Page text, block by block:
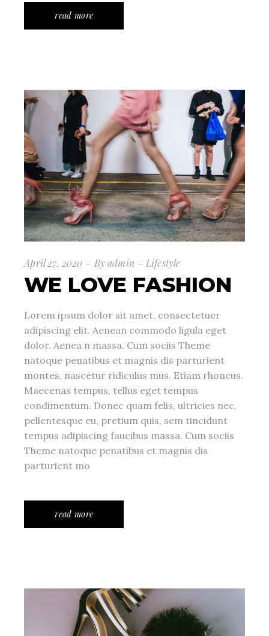
read more
April 27, 2020 Byadmin Lifestyle
WE LOVE FASHION
Lorem ipsum dolor sit amet, consectetuer
adipiscing elit. Aenean commodo ligula eget
dolor. Aenea n massa. Cum sociis Theme
natoque penatibus et magnis dis parturient
montes, nascetur ridiculus mus. Etiam rhoncus.
Maecenas tempus, tellus eget tempus
condimentum. Donec quam felis, ultricies nec,
pellentesque eu, pretium quis, sem tincidunt
tempus adipiscing faucibus massa. Cum sociis
Theme natoque penatibus et magnis dis
parturient mo
read more